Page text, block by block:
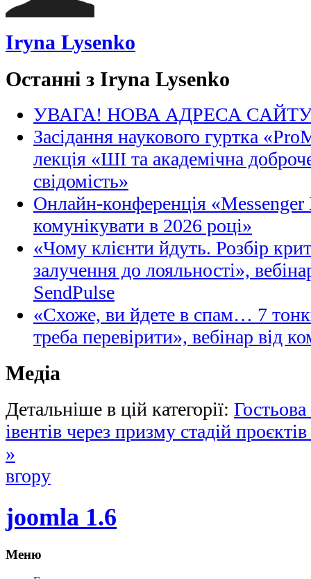
Iryna Lysenko
Останні з Iryna Lysenko
УВАГА! НОВА АДРЕСА
Засідання наукового гуртка
лекція «ШІ та академічна
свідомість»
Онлайн-конференція
комунікувати в 2026 році»
«Чому клієнти йдуть. Розбір
залучення до лояльності»,
SendPulse
«Схоже, ви йдете в спам… 7
треба перевірити», вебінар від
Медіа
Детальніше в цій категорії: Гостьова
івентів через призму стадій
»
вгору
joomla 1.6
Меню